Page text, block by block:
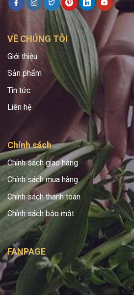
VỀ CHÚNG TÔI
Giới thiệu
Sản phẩm
Tin tức
Liên hệ
Chính sách
Chính sách giao hàng
Chính sách mua hàng
Chính sách thanh toán
Chính sách bảo mật
FANPAGE